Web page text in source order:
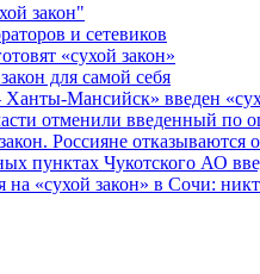
закон"
и сетевиков
«сухой закон»
для самой себя
Мансийск» введен
отменили введенный по
Россияне отказываются
пунктах Чукотского АО
«сухой закон» в Сочи: